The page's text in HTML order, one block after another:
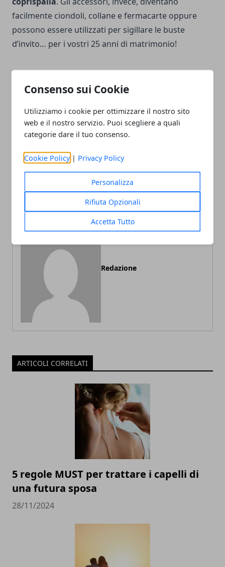
Consenso sui Cookie
Utilizziamo i cookie per ottimizzare il nostro sito
web e il nostro servizio. Puoi scegliere a quali
categorie dare il tuo consenso.
Cookie Policy | Privacy Policy
Personalizza
Rifiuta Opzionali
Accetta Tutto
facilmente ciondoli, collane e fermacarte oppure
possono essere utilizzati per sigillare le buste
d’invito… per i vostri 25 anni di matrimonio!
FacebookTwitterWhatsapp
Articolo Precedente
matrimonio: falla originale
viaggio di nozze solidale
Redazione
ARTICOLI CORRELATI
5 regole MUST per trattare i capelli di
una futura sposa
28/11/2024